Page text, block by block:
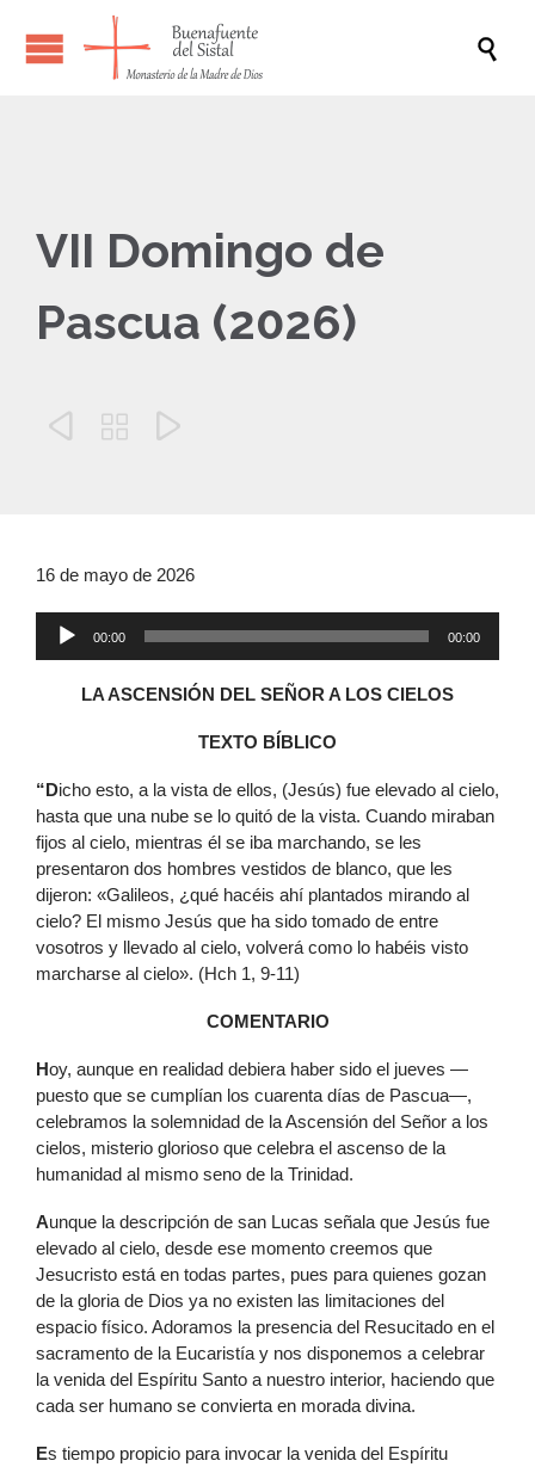

VII Domingo de
Pascua (2026)
  
16 de mayo de 2026
00:00 00:00
LA ASCENSIÓN DEL SEÑOR A LOS CIELOS
TEXTO BÍBLICO
“Dicho esto, a la vista de ellos, (Jesús) fue elevado al cielo,
hasta que una nube se lo quitó de la vista. Cuando miraban
fijos al cielo, mientras él se iba marchando, se les
presentaron dos hombres vestidos de blanco, que les
dijeron: «Galileos, ¿qué hacéis ahí plantados mirando al
cielo? El mismo Jesús que ha sido tomado de entre
vosotros y llevado al cielo, volverá como lo habéis visto
marcharse al cielo». (Hch 1, 9-11)
COMENTARIO
Hoy, aunque en realidad debiera haber sido el jueves —
puesto que se cumplían los cuarenta días de Pascua—,
celebramos la solemnidad de la Ascensión del Señor a los
cielos, misterio glorioso que celebra el ascenso de la
humanidad al mismo seno de la Trinidad.
Aunque la descripción de san Lucas señala que Jesús fue
elevado al cielo, desde ese momento creemos que
Jesucristo está en todas partes, pues para quienes gozan
de la gloria de Dios ya no existen las limitaciones del
espacio físico. Adoramos la presencia del Resucitado en el
sacramento de la Eucaristía y nos disponemos a celebrar
la venida del Espíritu Santo a nuestro interior, haciendo que
cada ser humano se convierta en morada divina.
Es tiempo propicio para invocar la venida del Espíritu